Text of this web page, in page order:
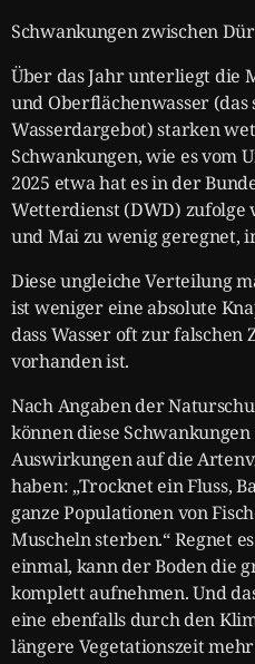
Schwankungen zwischen
Über das Jahr unterliegt die
und Oberflächenwasser (das
Wasserdargebot) starken
Schwankungen, wie es vom
2025 etwa hat es in der
Wetterdienst (DWD) zufolge
und Mai zu wenig geregnet,
Diese ungleiche Verteilung
ist weniger eine absolute
dass Wasser oft zur falschen
vorhanden ist.
Nach Angaben der
können diese
Auswirkungen auf die
haben: „Trocknet ein Fluss,
ganze Populationen von
Muscheln sterben.“ Regnet
einmal, kann der Boden die
komplett aufnehmen. Und
eine ebenfalls durch den
längere Vegetationszeit